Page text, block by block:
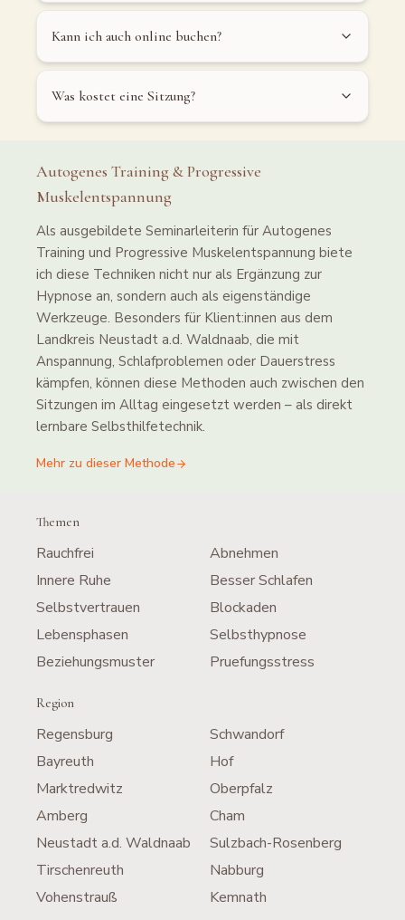
Kann ich auch online buchen?
Was kostet eine Sitzung?
Autogenes Training & Progressive
Muskelentspannung
Als ausgebildete Seminarleiterin für Autogenes
Training und Progressive Muskelentspannung biete
ich diese Techniken nicht nur als Ergänzung zur
Hypnose an, sondern auch als eigenständige
Werkzeuge. Besonders für Klient:innen aus dem
Landkreis Neustadt a.d. Waldnaab, die mit
Anspannung, Schlafproblemen oder Dauerstress
kämpfen, können diese Methoden auch zwischen den
Sitzungen im Alltag eingesetzt werden – als direkt
lernbare Selbsthilfetechnik.
Mehr zu dieser Methode
Themen
Rauchfrei
Abnehmen
Innere Ruhe
Besser Schlafen
Selbstvertrauen
Blockaden
Lebensphasen
Selbsthypnose
Beziehungsmuster
Pruefungsstress
Region
Regensburg
Schwandorf
Bayreuth
Hof
Marktredwitz
Oberpfalz
Amberg
Cham
Neustadt a.d. Waldnaab
Sulzbach-Rosenberg
Tirschenreuth
Nabburg
Vohenstrauß
Kemnath